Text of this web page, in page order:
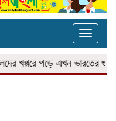
Toggle
পড়ে এখন ভারতের গুয়াহাটি